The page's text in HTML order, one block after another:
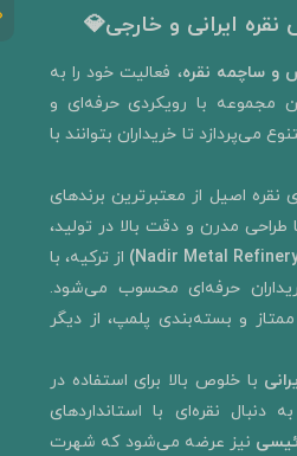
ایرانی و خارجی💎
ساچمه نقره، فعالیت خود را به‌
مجموعه با رویکردی حرفه‌ای و
می‌پردازد تا خریداران بتوانند با
اصیل از معتبرترین برندهای
طراحی مدرن و دقت بالا در تولید،
از ترکیه، با
خریداران حرفه‌ای محسوب می‌شود.
و بسته‌بندی پلمپ، از دیگر
با خلوص بالا برای استفاده در
نقره‌ای با استانداردهای
نیز عرضه می‌شود که شهرت